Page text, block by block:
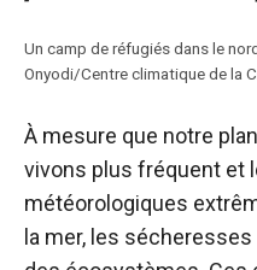
Un camp de réfugiés dans le
Onyodi/Centre climatique de la
À mesure que notre
vivons plus fréquent et
météorologiques
la mer, les